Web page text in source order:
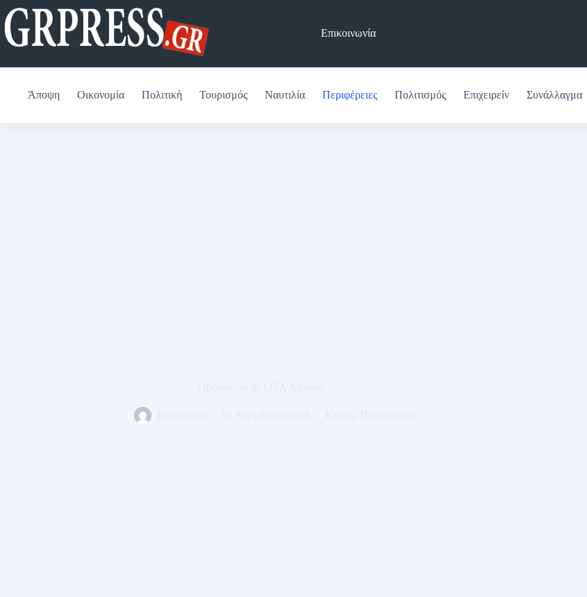
Μετάβαση
στο
περιεχόμενο
Επικοινωνία
Άποψη Οικονομία Πολιτική Τουρισμός Ναυτιλία Περιφέρειες Πολιτισμός Επιχειρείν Συνάλλαγμα